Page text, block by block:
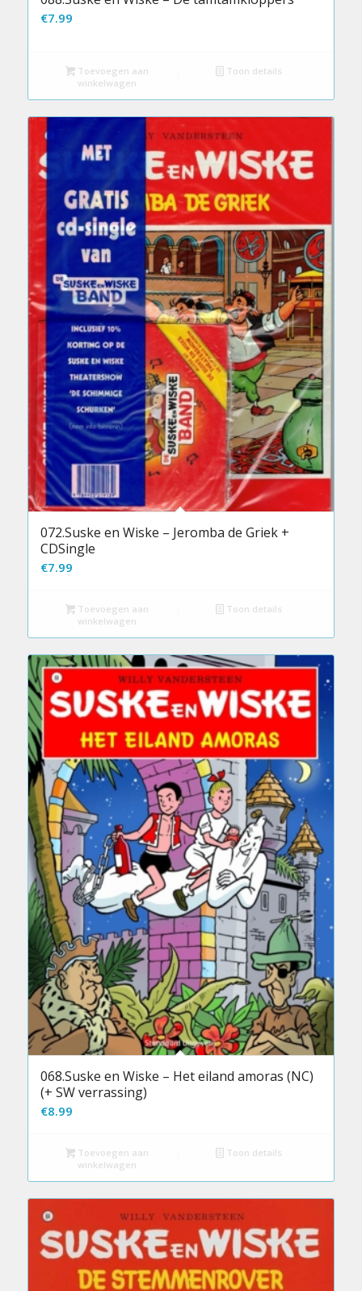
€7.99
Toevoegen aan
winkelwagen
Toon details
072.Suske en Wiske – Jeromba de Griek +
CDSingle
€7.99
Toevoegen aan
winkelwagen
Toon details
068.Suske en Wiske – Het eiland amoras (NC)
(+ SW verrassing)
€8.99
Toevoegen aan
winkelwagen
Toon details